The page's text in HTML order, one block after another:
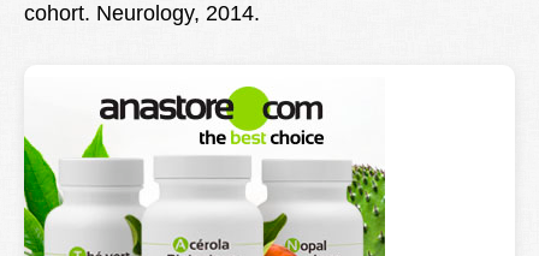
cohort. Neurology, 2014.